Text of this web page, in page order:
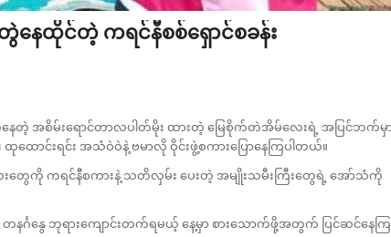
ေထိုင်တဲ့ ကရင်နီစစ်ရှောင်စခန်း
ေတဲ့ အစိမ်းရောင်တာလပါတ်မိုး ထားတဲ့ မြေစိုက်တဲအိမ်လေးရဲ့ အပြင်ဘက်မှ
ောင်းရင်း အသံဝဲဝဲနဲ့ ဗမာလို ဝိုင်းဖွဲ့စကားပြောနေကြပါတယ်။
ေကို ကရင်နီစကားနဲ့ သတိလှမ်း ပေးတဲ့ အမျိုးသမီးကြီးတွေရဲ့ အော်သံကို
နွေ ဘုရားကျောင်းတက်ရမယ့် နေ့မှာ စားသောက်ဖို့အတွက် ပြင်ဆင်နေကြ